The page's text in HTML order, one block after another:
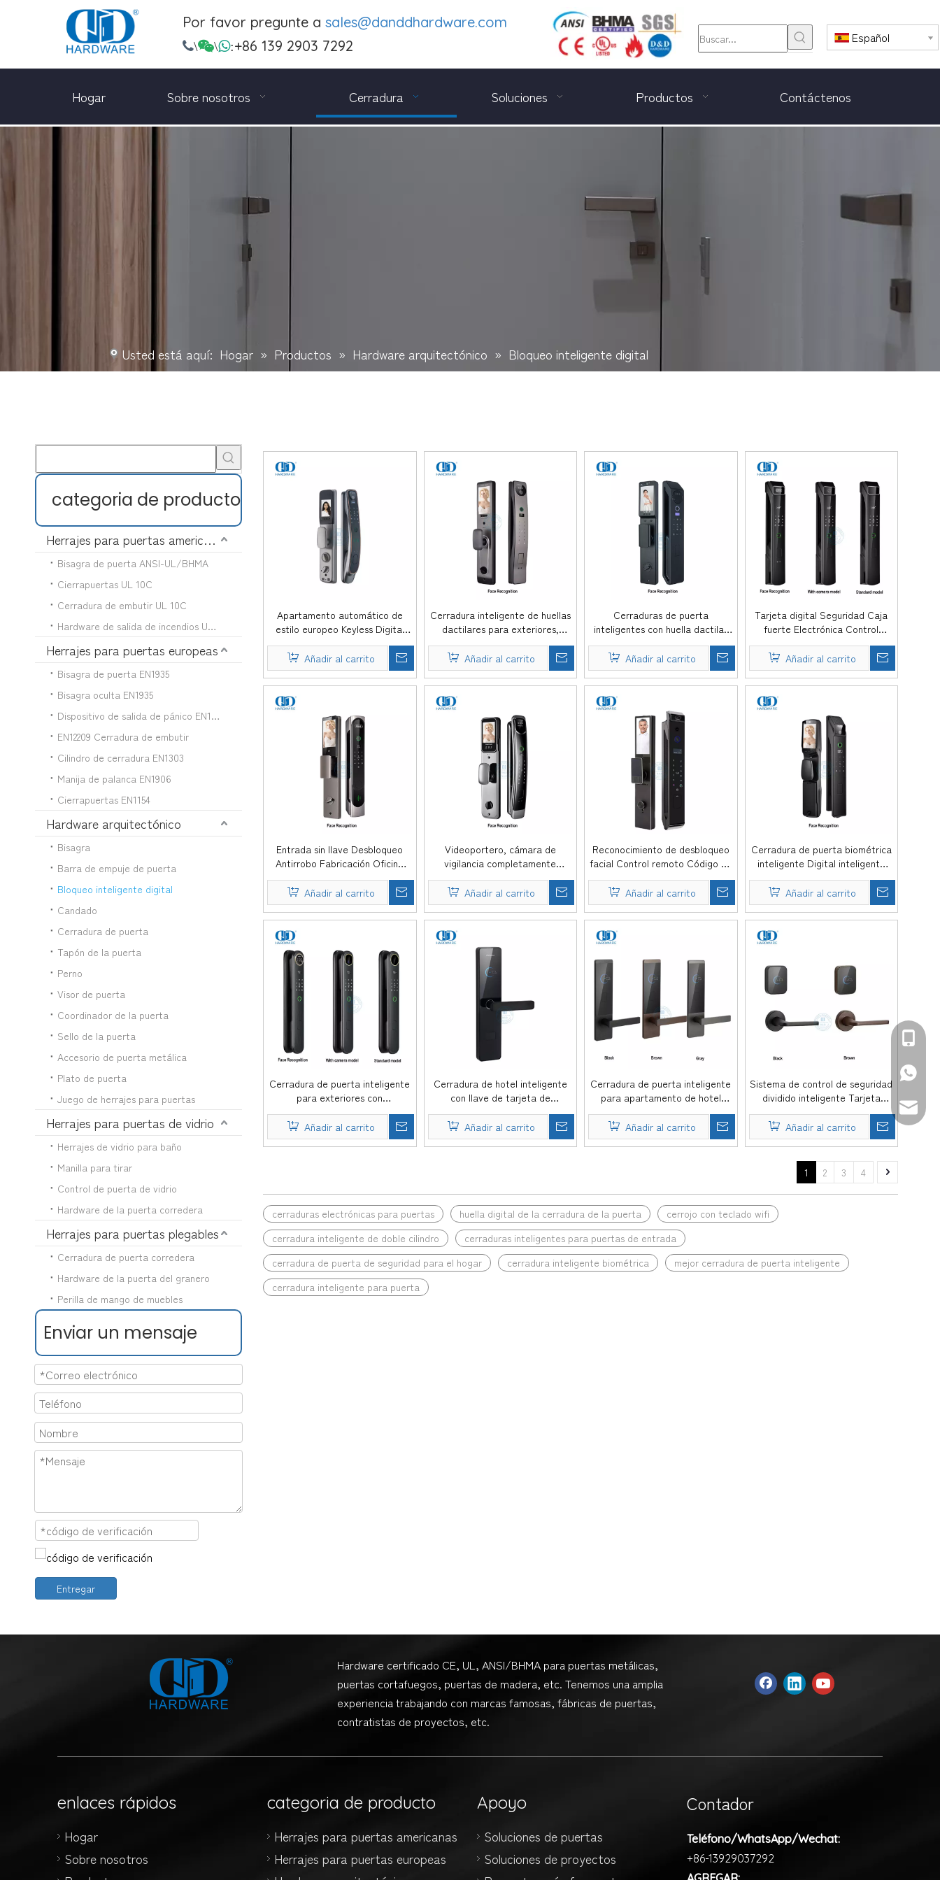
Por favor pregunte a sales@danddhardware.com
\\:+86 139 2903 7292 Español
Hogar Sobre nosotros Cerradura Soluciones Productos Contáctenos
Usted está aquí: Hogar » Productos » Hardware arquitectónico » Bloqueo inteligente digital
categoria de producto
Herrajes para puertas americanas
Bisagra de puerta ANSI-UL/BHMA
Cierrapuertas UL 10C
Cerradura de embutir UL 10C
Hardware de salida de incendios UL 10C
Herrajes para puertas europeas
Bisagra de puerta EN1935
Bisagra oculta EN1935
Dispositivo de salida de pánico EN1125
EN12209 Cerradura de embutir
Cilindro de cerradura EN1303
Manija de palanca EN1906
Cierrapuertas EN1154
Hardware arquitectónico
Bisagra
Barra de empuje de puerta
Bloqueo inteligente digital
Candado
Cerradura de puerta
Tapón de la puerta
Perno
Visor de puerta
Coordinador de la puerta
Sello de la puerta
Accesorio de puerta metálica
Plato de puerta
Juego de herrajes para puertas
Herrajes para puertas de vidrio
Herrajes de vidrio para baño
Manilla para tirar
Control de puerta de vidrio
Hardware de la puerta corredera
Herrajes para puertas plegables
Cerradura de puerta corredera
Hardware de la puerta del granero
Perilla de mango de muebles
Enviar un mensaje
Entregar
Apartamento automático de
estilo europeo Keyless Digital
Hotel Wifi Wifi Wifer Door Lock-
DDEL019
Añadir al carrito
Cerradura inteligente de huellas
dactilares para exteriores,
cámara de reconocimiento facial
con huella dactilar, cerradura de
puerta-DDEL021
Añadir al carrito
Cerraduras de puerta
inteligentes con huella dactilar
de alto rendimiento, Control
WiFi Digital eléctrico,
desbloqueo eléctrico sin llave,
para puerta de madera-DDEL022
Añadir al carrito
Tarjeta digital Seguridad Caja
fuerte Electrónica Control
remoto de huellas dactilares
Cerradura de puerta inteligente
con cámara y Audio-DDEL023
Añadir al carrito
Entrada sin llave Desbloqueo
Antirrobo Fabricación Oficina
Cerradura inteligente Tarjeta IC
Escaneo Identificación de vidrio
digital Reconocimiento facial 3D
Cerradura de puerta inteligente-
Añadir al carrito
Videoportero, cámara de
vigilancia completamente
automática, cerraduras de
huellas dactilares con
contraseña inteligente visible-
DDEL027
Añadir al carrito
Reconocimiento de desbloqueo
facial Control remoto Código de
acceso digital Vaildation Timbre
Puerta de metal Cerradura
inteligente -DDEL028
Añadir al carrito
Cerradura de puerta biométrica
inteligente Digital inteligente
electrónica impermeable para
exteriores Tuya WiFi
completamente automática-
DDEL025
Añadir al carrito
Cerradura de puerta inteligente
para exteriores con
reconocimiento facial, huella
dactilar, videollamada remota
con cámara, DDEL024
Añadir al carrito
Cerradura de hotel inteligente
con llave de tarjeta de
materiales de acero de alta
calidad con software gratuito-
DDHL003
Añadir al carrito
Cerradura de puerta inteligente
para apartamento de hotel
Cerradura digital electrónica con
llave de tarjeta electrónica
digital -DDHL001
Añadir al carrito
Sistema de control de seguridad
dividido inteligente Tarjeta
electrónica digital Cerradura con
llave de hotel -DDHL002
Añadir al carrito
1 2 3 4
cerraduras electrónicas para puertas huella digital de la cerradura de la puerta
cerrojo con teclado wifi
cerradura inteligente de doble cilindro
cerraduras inteligentes para puertas de entrada
cerradura de puerta de seguridad para el hogar
cerradura inteligente biométrica
mejor cerradura de puerta inteligente
cerradura inteligente para puerta
Hardware certificado CE, UL, ANSI/BHMA para puertas metálicas,
puertas cortafuegos, puertas de madera, etc. Tenemos una amplia
experiencia trabajando con marcas famosas, fábricas de puertas,
contratistas de proyectos, etc.
enlaces rápidos
Hogar
Sobre nosotros
categoria de producto
Herrajes para puertas americanas
Herrajes para puertas europeas
Apoyo
Soluciones de puertas
Soluciones de proyectos
Contador
Teléfono/WhatsApp/Wechat:
+86-13929037292
+86-
+86-